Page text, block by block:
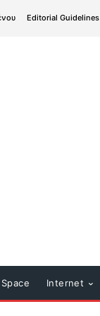
Editorial Guidelines
Space Internet